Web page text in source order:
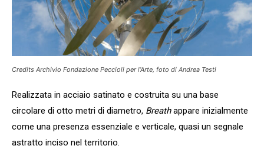
Credits Archivio Fondazione Peccioli per l’Arte, foto di Andrea Testi
Realizzata in acciaio satinato e costruita su una base
circolare di otto metri di diametro, Breathappare inizialmente
come una presenza essenziale e verticale, quasi un segnale
astratto inciso nel territorio.